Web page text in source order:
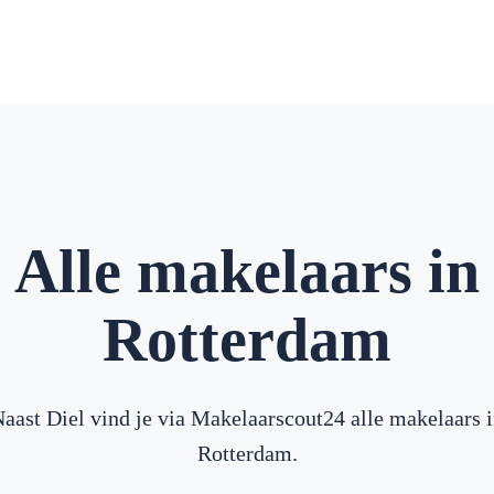
Alle makelaars in
Rotterdam
Diel vind je via Makelaarscout24 alle makelaars
Rotterdam.